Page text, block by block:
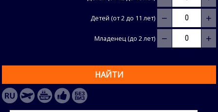
Детей (от 2 до 11 лет) − +
Младенец (до 2 лет) − +
НАЙТИ